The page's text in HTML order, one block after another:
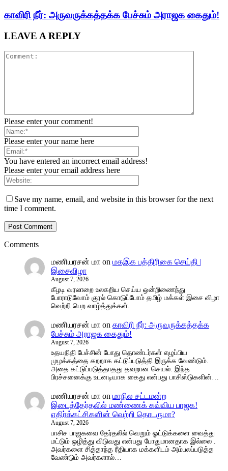
காவிரி நீர்: அருவருக்கத்தக்க பேச்சும் அராஜக கைதும்!
LEAVE A REPLY
Please enter your comment!
Please enter your name here
You have entered an incorrect email address!
Please enter your email address here
Save my name, email, and website in this browser for the next
time I comment.
Comments
மணியரசன் மா on மகஇக பத்திரிகை செய்தி |
இசைவிழா
August 7, 2026
கீழடி வரலாறை உலகறிய செய்ய ஒன்றிணைந்து
போராடுவோம் குரல் கொடுப்போம் தமிழ் மக்கள் இசை விழா
வெற்றி பெற வாழ்த்துக்கள்.
மணியரசன் மா on காவிரி நீர்: அருவருக்கத்தக்க
பேச்சும் அராஜக கைதும்!
August 7, 2026
உதயநிதி பேச்சின் போது தொண்டர்கள் எழுப்பிய
முழக்கத்தை கறறாக கட்டுப்படுத்தி இருக்க வேண்டும்.
அதை கட்டுப்படுத்தாதது தவறான செயல். இந்த
பிரச்சனைக்கு உடனடியாக கைது என்பது பாசிஸ்டுகளின்…
மணியரசன் மா on மாநில சட்டமன்ற
இடைத்தேர்தலில் மண்ணைக் கவ்விய பாஜக!
எதிர்க்கட்சிகளின் வெற்றி தொடருமா?
August 7, 2026
பாசிச பாஜகவை தேர்தலில் வெறும் ஓட்டுக்களை வைத்து
மட்டும் ஒழித்து விடுவது என்பது போதுமானதாக இல்லை .
அவர்களை சித்தாந்த ரீதியாக மக்களிடம் அம்பலப்படுத்த
வேண்டும் அவர்களால்…